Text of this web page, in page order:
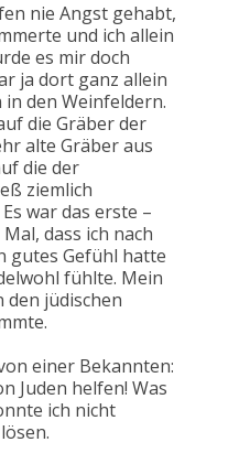
nie Angst gehabt,
und ich allein
es mir doch
ja dort ganz allein
den Weinfeldern.
die Gräber der
alte Gräber aus
die der
ziemlich
war das erste –
dass ich nach
gutes Gefühl hatte
fühlte. Mein
den jüdischen
einer Bekannten:
Juden helfen! Was
ich nicht